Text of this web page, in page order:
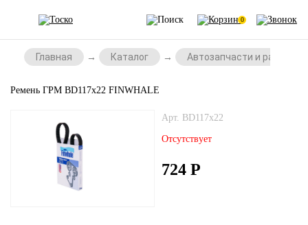
0
Главная Каталог Автозапчасти и
Ремень ГРМ BD117x22 FINWHALE
Арт. BD117x22
Отсутствует
724 Р